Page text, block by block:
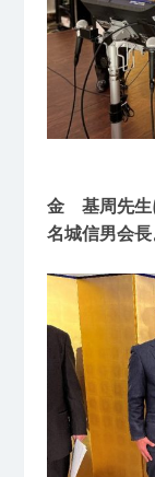
金 基周先生
名城信男会